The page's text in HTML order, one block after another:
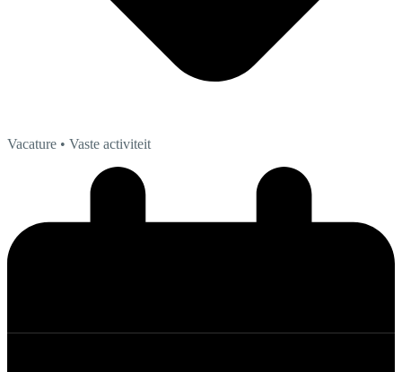
Vacature • Vaste activiteit